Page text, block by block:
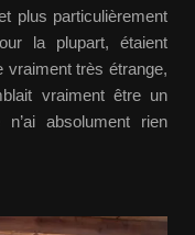
plus particulièrement
la plupart, étaient
vraiment très étrange,
vraiment être un
absolument rien